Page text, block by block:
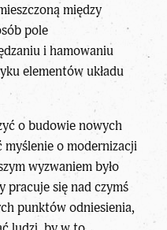
między
pole
i hamowaniu
elementów układu
o budowie nowych
o modernizacji
wyzwaniem było
pracuje się nad czymś
punktów odniesienia,